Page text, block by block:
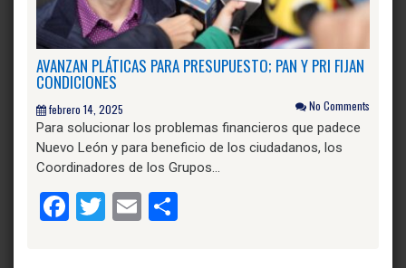
AVANZAN PLÁTICAS PARA PRESUPUESTO; PAN Y PRI FIJAN
CONDICIONES
febrero 14, 2025 No Comments
Para solucionar los problemas financieros que padece
Nuevo León y para beneficio de los ciudadanos, los
Coordinadores de los Grupos…
Facebook
Twitter
Email